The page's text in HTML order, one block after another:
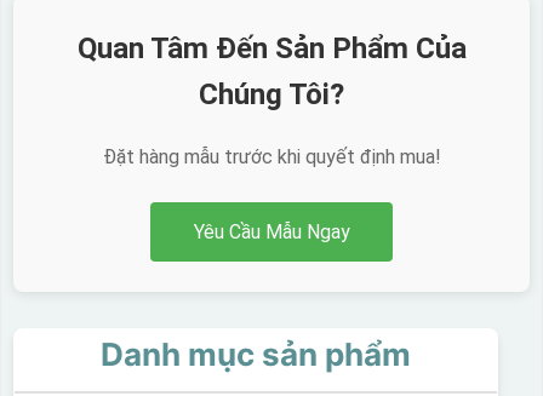
Quan Tâm Đến Sản Phẩm Của
Chúng Tôi?
Đặt hàng mẫu trước khi quyết định mua!
Yêu Cầu Mẫu Ngay
Danh mục sản phẩm